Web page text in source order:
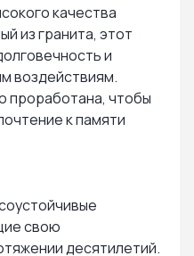
качества
из гранита, этот
и
воздействиям.
проработана, чтобы
к памяти
свою
десятилетий.